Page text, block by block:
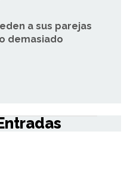
a sus parejas
demasiado